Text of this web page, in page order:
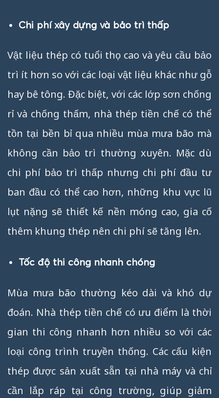
Chi phí xây dựng và bảo trì thấp
Vật liệu thép có tuổi thọ cao và yêu cầu bảo
trì ít hơn so với các loại vật liệu khác như gỗ
hay bê tông. Đặc biệt, với các lớp sơn chống
rỉ và chống thấm, nhà thép tiền chế có thể
tồn tại bền bỉ qua nhiều mùa mưa bão mà
không cần bảo trì thường xuyên. Mặc dù
chi phí bảo trì thấp nhưng chi phí đầu tư
ban đầu có thể cao hơn, những khu vực lũ
lụt nặng sẽ thiết kế nền móng cao, gia cố
thêm khung thép nên chi phí sẽ tăng lên.
Tốc độ thi công nhanh chóng
Mùa mưa bão thường kéo dài và khó dự
đoán. Nhà thép tiền chế có ưu điểm là thời
gian thi công nhanh hơn nhiều so với các
loại công trình truyền thống. Các cấu kiện
thép được sản xuất sẵn tại nhà máy và chỉ
cần lắp ráp tại công trường, giúp giảm